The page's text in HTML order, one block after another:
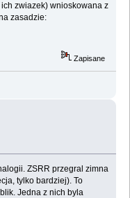
zwiazek) wnioskowana z
zasadzie:
Zapisane
ZSRR przegral zimna
tylko bardziej). To
Jedna z nich byla